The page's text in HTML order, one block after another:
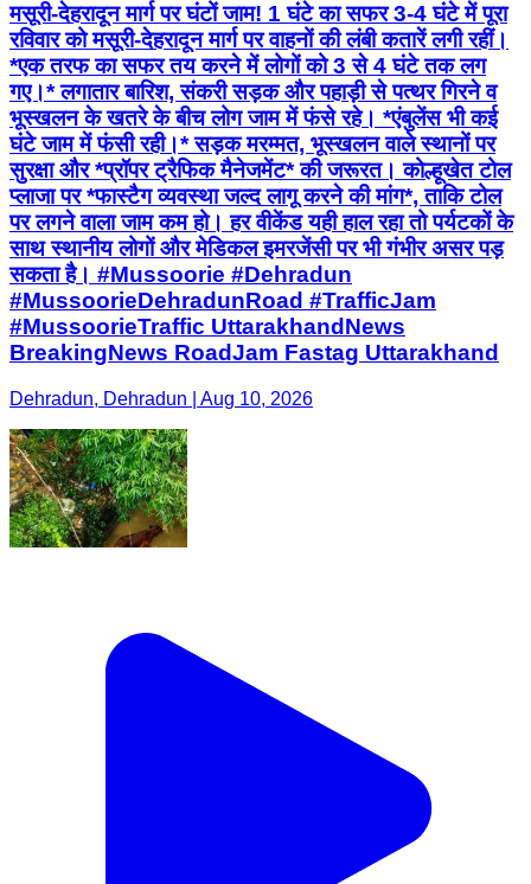
मसूरी-देहरादून मार्ग पर घंटों जाम! 1 घंटे का सफर 3-4 घंटे में पूरा
रविवार को मसूरी-देहरादून मार्ग पर वाहनों की लंबी कतारें लगी रहीं।
*एक तरफ का सफर तय करने में लोगों को 3 से 4 घंटे तक लग
गए।* लगातार बारिश, संकरी सड़क और पहाड़ी से पत्थर गिरने व
भूस्खलन के खतरे के बीच लोग जाम में फंसे रहे। *एंबुलेंस भी कई
घंटे जाम में फंसी रही।* सड़क मरम्मत, भूस्खलन वाले स्थानों पर
सुरक्षा और *प्रॉपर ट्रैफिक मैनेजमेंट* की जरूरत। कोल्हूखेत टोल
प्लाजा पर *फास्टैग व्यवस्था जल्द लागू करने की मांग*, ताकि टोल
पर लगने वाला जाम कम हो। हर वीकेंड यही हाल रहा तो पर्यटकों के
साथ स्थानीय लोगों और मेडिकल इमरजेंसी पर भी गंभीर असर पड़
सकता है। #Mussoorie #Dehradun
#MussoorieDehradunRoad #TrafficJam
#MussoorieTraffic UttarakhandNews
BreakingNews RoadJam Fastag Uttarakhand
Dehradun, Dehradun | Aug 10, 2026